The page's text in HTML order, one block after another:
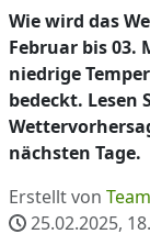
Wie wird das
Februar bis 03.
niedrige
bedeckt. Lesen
nächsten Tage.
Erstellt von
25.02.2025,